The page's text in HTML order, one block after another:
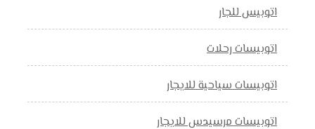
اتوبيس للجار
اتوبيسات رحلات
اتوبيسات سياحية للايجار
اتوبيسات مرسيدس للايجار